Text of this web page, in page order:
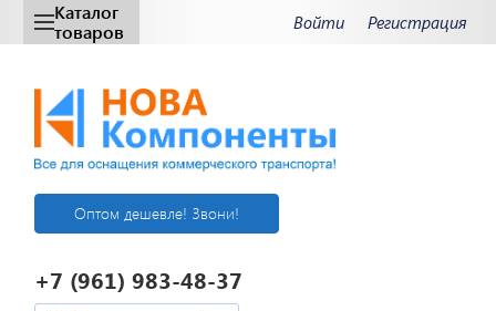
Каталог
товаров
Войти Регистрация
Оптом дешевле! Звони!
+7 (961) 983-48-37